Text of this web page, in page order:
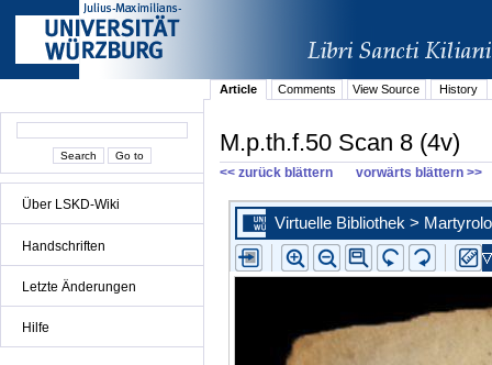
Über LSKD-Wiki
Handschriften
Letzte Änderungen
Hilfe
Article Comments View Source History
M.p.th.f.50 Scan 8 (4v)
<< zurück blättern vorwärts blättern >>